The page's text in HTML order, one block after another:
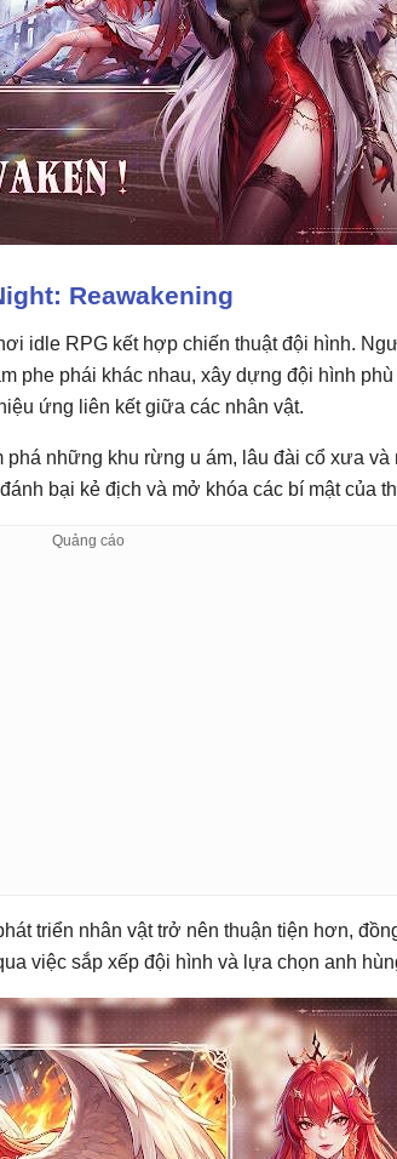
Reawakening
idle RPG kết hợp chiến thuật đội hình.
phe phái khác nhau, xây dựng đội hình
ứng liên kết giữa các nhân vật.
những khu rừng u ám, lâu đài cổ xưa và
bại kẻ địch và mở khóa các bí mật của
triển nhân vật trở nên thuận tiện hơn,
việc sắp xếp đội hình và lựa chọn anh